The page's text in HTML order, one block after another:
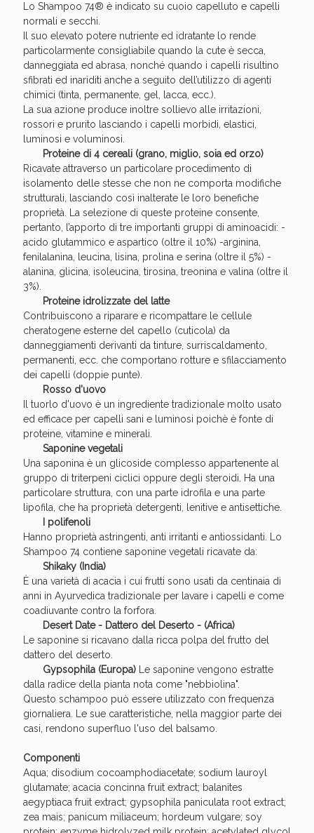
Lo Shampoo 74® è indicato su cuoio capelluto e capelli
normali e secchi.
Il suo elevato potere nutriente ed idratante lo rende
particolarmente consigliabile quando la cute è secca,
danneggiata ed abrasa, nonché quando i capelli risultino
sfibrati ed inariditi anche a seguito dell’utilizzo di agenti
chimici (tinta, permanente, gel, lacca, ecc.).
La sua azione produce inoltre sollievo alle irritazioni,
rossori e prurito lasciando i capelli morbidi, elastici,
luminosi e voluminosi.
Proteine di 4 cereali (grano, miglio, soia ed orzo)
Ricavate attraverso un particolare procedimento di
isolamento delle stesse che non ne comporta modifiche
strutturali, lasciando così inalterate le loro benefiche
proprietà. La selezione di queste proteine consente,
pertanto, l’apporto di tre importanti gruppi di aminoacidi: -
acido glutammico e aspartico (oltre il 10%) -arginina,
fenilalanina, leucina, lisina, prolina e serina (oltre il 5%) -
alanina, glicina, isoleucina, tirosina, treonina e valina (oltre il
3%).
Proteine idrolizzate del latte
Contribuiscono a riparare e ricompattare le cellule
cheratogene esterne del capello (cuticola) da
danneggiamenti derivanti da tinture, surriscaldamento,
permanenti, ecc. che comportano rotture e sfilacciamento
dei capelli (doppie punte).
Rosso d'uovo
Il tuorlo d'uovo è un ingrediente tradizionale molto usato
ed efficace per capelli sani e luminosi poichè è fonte di
proteine, vitamine e minerali.
Saponine vegetali
Una saponina è un glicoside complesso appartenente al
gruppo di triterpeni ciclici oppure degli steroidi. Ha una
particolare struttura, con una parte idrofila e una parte
lipofila, che ha proprietà detergenti, lenitive e antisettiche.
I polifenoli
Hanno proprietà astringenti, anti irritanti e antiossidanti. Lo
Shampoo 74 contiene saponine vegetali ricavate da:
Shikaky (India)
È una varietà di acacia i cui frutti sono usati da centinaia di
anni in Ayurvedica tradizionale per lavare i capelli e come
coadiuvante contro la forfora.
Desert Date - Dattero del Deserto - (Africa)
Le saponine si ricavano dalla ricca polpa del frutto del
dattero del deserto.
Gypsophila (Europa)Le saponine vengono estratte
dalla radice della pianta nota come "nebbiolina".
Questo schampoo può essere utilizzato con frequenza
giornaliera. Le sue caratteristiche, nella maggior parte dei
casi, rendono superfluo l'uso del balsamo.
Componenti
Aqua; disodium cocoamphodiacetate; sodium lauroyl
glutamate; acacia concinna fruit extract; balanites
aegyptiaca fruit extract; gypsophila paniculata root extract;
zea mais; panicum miliaceum; hordeum vulgare; soy
Sconto fino al 55% disponibile oggi!
Vie Urinarie e Prostata: Sconti fino al 45% oggi!
Benessere Intestinale: Sconto fino al 55% valido
oggi!